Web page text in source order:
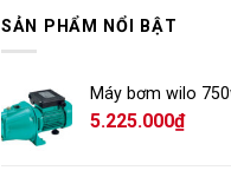
SẢN PHẨM NỔI BẬT
Máy bơm wilo
5.225.000₫